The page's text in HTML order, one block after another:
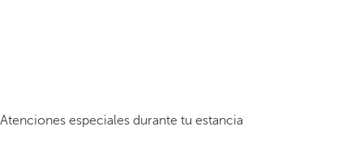
Atenciones especiales durante tu estancia